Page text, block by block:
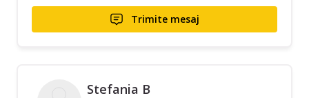
Trimite mesaj
Stefania B